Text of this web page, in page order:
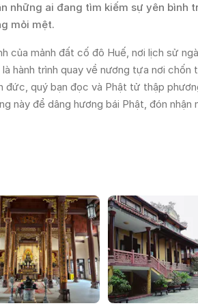
những ai đang tìm kiếm sự yên bình
mỏi mệt.
của mảnh đất cố đô Huế, nơi lịch sử
hành trình quay về nương tựa nơi chốn
quý bạn đọc và Phật tử thập
này để dâng hương bái Phật, đón nhận